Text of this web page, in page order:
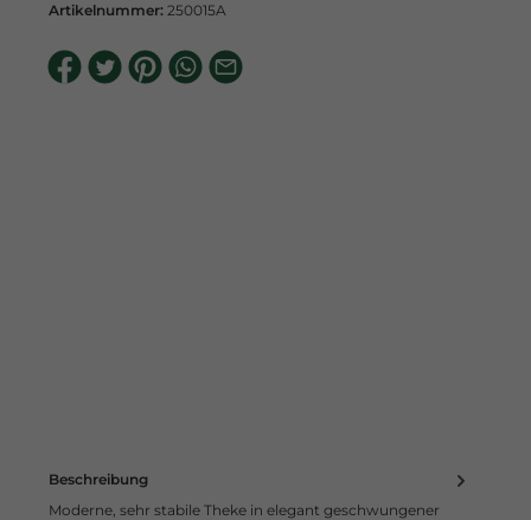
Artikelnummer: 250015A
Beschreibung
Moderne, sehr stabile Theke in elegant geschwungener